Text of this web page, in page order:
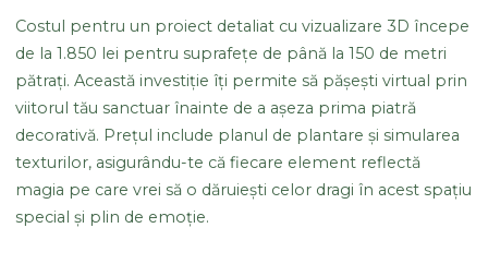
Costul pentru un proiect detaliat cu vizualizare 3D începe
de la 1.850 lei pentru suprafețe de până la 150 de metri
pătrați. Această investiție îți permite să pășești virtual prin
viitorul tău sanctuar înainte de a așeza prima piatră
decorativă. Prețul include planul de plantare și simularea
texturilor, asigurându-te că fiecare element reflectă
magia pe care vrei să o dăruiești celor dragi în acest spațiu
special și plin de emoție.